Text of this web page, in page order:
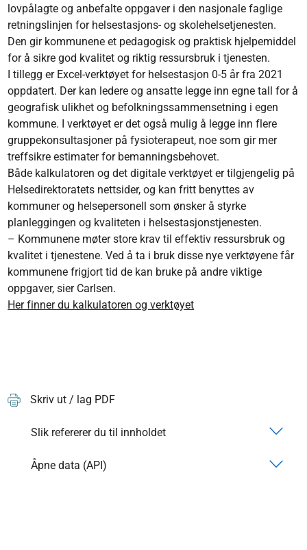
lovpålagte og anbefalte oppgaver i den nasjonale faglige
retningslinjen for helsestasjons- og skolehelsetjenesten.
Den gir kommunene et pedagogisk og praktisk hjelpemiddel
for å sikre god kvalitet og riktig ressursbruk i tjenesten.
I tillegg er Excel-verktøyet for helsestasjon 0-5 år fra 2021
oppdatert. Der kan ledere og ansatte legge inn egne tall for å
geografisk ulikhet og befolkningssammensetning i egen
kommune. I verktøyet er det også mulig å legge inn flere
gruppekonsultasjoner på fysioterapeut, noe som gir mer
treffsikre estimater for bemanningsbehovet.
Både kalkulatoren og det digitale verktøyet er tilgjengelig på
Helsedirektoratets nettsider, og kan fritt benyttes av
kommuner og helsepersonell som ønsker å styrke
planleggingen og kvaliteten i helsestasjonstjenesten.
– Kommunene møter store krav til effektiv ressursbruk og
kvalitet i tjenestene. Ved å ta i bruk disse nye verktøyene får
kommunene frigjort tid de kan bruke på andre viktige
oppgaver, sier Carlsen.
Her finner du kalkulatoren og verktøyet
Skriv ut / lag PDF
Slik refererer du til innholdet
Åpne data (API)